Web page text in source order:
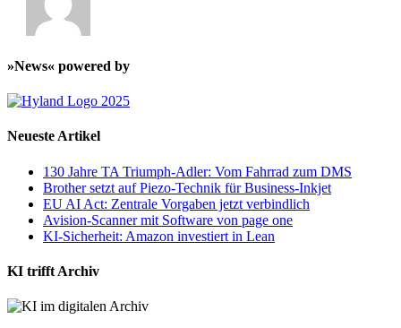
»News« powered by
Neueste Artikel
130 Jahre TA Triumph-Adler: Vom Fahrrad zum DMS
Brother setzt auf Piezo-Technik für Business-Inkjet
EU AI Act: Zentrale Vorgaben jetzt verbindlich
Avision-Scanner mit Software von page one
KI-Sicherheit: Amazon investiert in Lean
KI trifft Archiv